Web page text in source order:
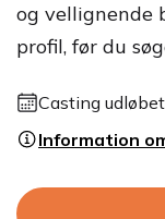
og vellignende
profil, før du
Casting udløbet
Information